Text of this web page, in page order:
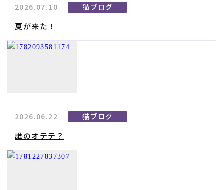
2026.07.10 猫ブログ
夏が来た！
2026.06.22 猫ブログ
誰のオテテ？